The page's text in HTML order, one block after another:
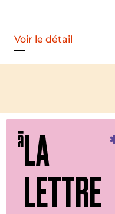
Voir le détail
LA
LETTRE